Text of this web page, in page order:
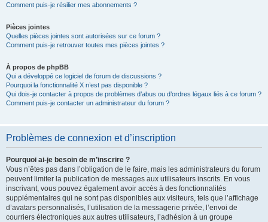
Comment puis-je résilier mes abonnements ?
Pièces jointes
Quelles pièces jointes sont autorisées sur ce forum ?
Comment puis-je retrouver toutes mes pièces jointes ?
À propos de phpBB
Qui a développé ce logiciel de forum de discussions ?
Pourquoi la fonctionnalité X n’est pas disponible ?
Qui dois-je contacter à propos de problèmes d’abus ou d’ordres légaux liés à ce forum ?
Comment puis-je contacter un administrateur du forum ?
Problèmes de connexion et d’inscription
Pourquoi ai-je besoin de m’inscrire ?
Vous n’êtes pas dans l’obligation de le faire, mais les administrateurs du forum
peuvent limiter la publication de messages aux utilisateurs inscrits. En vous
inscrivant, vous pouvez également avoir accès à des fonctionnalités
supplémentaires qui ne sont pas disponibles aux visiteurs, tels que l’affichage
d’avatars personnalisés, l’utilisation de la messagerie privée, l’envoi de
courriers électroniques aux autres utilisateurs, l’adhésion à un groupe